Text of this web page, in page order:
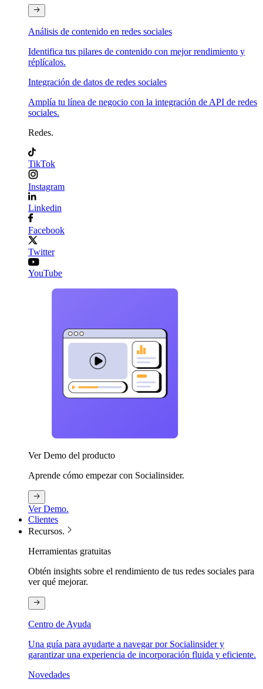
Análisis de contenido en redes sociales
Identifica tus pilares de contenido con mejor rendimiento y
réplícalos.
Integración de datos de redes sociales
Amplía tu línea de negocio con la integración de API de redes
sociales.
Redes.
TikTok
Instagram
Linkedin
Facebook
Twitter
YouTube
Ver Demo del producto
Aprende cómo empezar con Socialinsider.
Ver Demo.
Clientes
Recursos.
Herramientas gratuitas
Obtén insights sobre el rendimiento de tus redes sociales para
ver qué mejorar.
Centro de Ayuda
Una guía para ayudarte a navegar por Socialinsider y
garantizar una experiencia de incorporación fluida y eficiente.
Novedades